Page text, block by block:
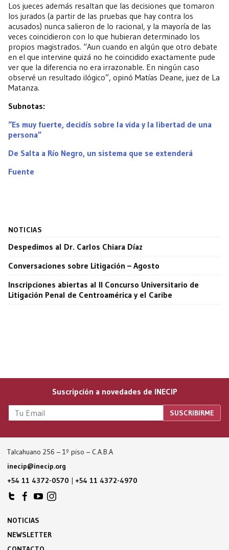
Los jueces además resaltan que las decisiones que tomaron
los jurados (a partir de las pruebas que hay contra los
acusados) nunca salieron de lo racional, y la mayoría de las
veces coincidieron con lo que hubieran determinado los
propios magistrados. “Aun cuando en algún que otro debate
en el que intervine quizá no he coincidido exactamente pude
ver que la diferencia no era irrazonable. En ningún caso
observé un resultado ilógico”, opinó Matías Deane, juez de La
Matanza.
Subnotas:
“Es muy fuerte, decidís sobre la vida y la libertad de una
persona”
De Salta a Río Negro, un sistema que se extenderá
Fuente
NOTICIAS
Despedimos al Dr. Carlos Chiara Díaz
Conversaciones sobre Litigación – Agosto
Inscripciones abiertas al II Concurso Universitario de
Litigación Penal de Centroamérica y el Caribe
Suscripción a novedades de INECIP
Talcahuano 256 – 1º piso – C.A.B.A
inecip@inecip.org
+54 11 4372-0570 | +54 11 4372-4970
NOTICIAS
NEWSLETTER